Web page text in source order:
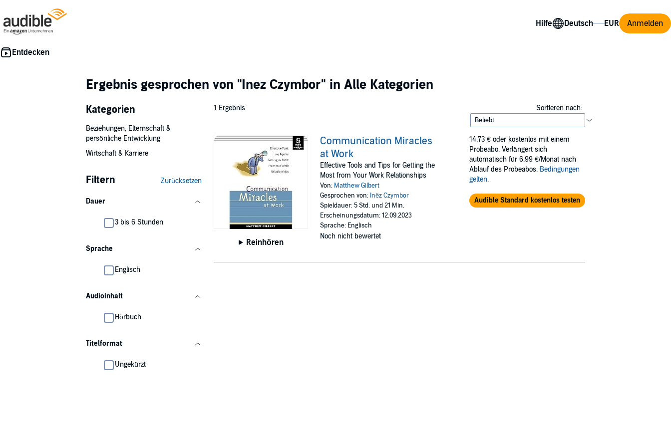
Hilfe Anmelden
Ergebnis gesprochen von "Inez Czymbor" in Alle Kategorien
Kategorien
Beziehungen, Elternschaft &
persönliche Entwicklung
Wirtschaft & Karriere
Filtern Zurücksetzen
Dauer
3 bis 6 Stunden
Sprache
Englisch
Audioinhalt
Hörbuch
Titelformat
Ungekürzt
1 Ergebnis Sortieren nach:
Reinhören
Communication Miracles
at Work
Effective Tools and Tips for Getting the
Most from Your Work Relationships
Von: Matthew Gilbert
Gesprochen von: Inëz Czymbor
Spieldauer: 5 Std. und 21 Min.
Erscheinungsdatum: 12.09.2023
Sprache: Englisch
Noch nicht bewertet
14,73 € oder kostenlos mit einem
Probeabo. Verlängert sich
automatisch für 6,99 €/Monat nach
Ablauf des Probeabos. Bedingungen
gelten.
Audible Standard kostenlos testen